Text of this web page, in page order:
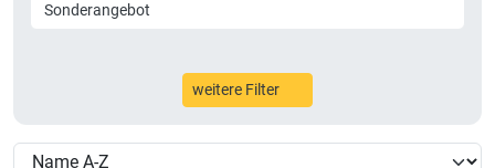
Sonderangebot
weitere Filter